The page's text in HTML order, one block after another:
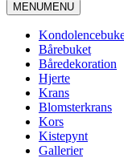
MENUMENU
Bårebuket
Båredekoration
Hjerte
Krans
Blomsterkrans
Kors
Kistepynt
Gallerier